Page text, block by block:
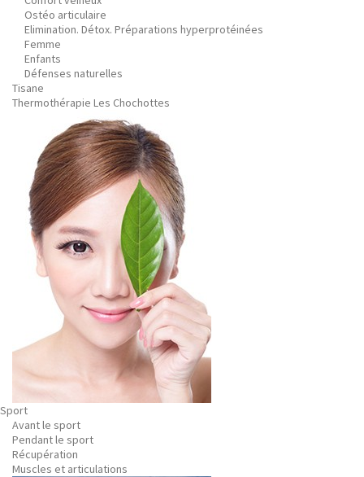
Ostéo articulaire
Elimination. Détox. Préparations hyperprotéinées
Femme
Enfants
Défenses naturelles
Tisane
Thermothérapie Les Chochottes
Sport
Avant le sport
Pendant le sport
Récupération
Muscles et articulations